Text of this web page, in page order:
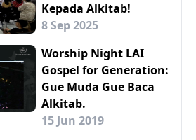
Kepada Alkitab!
8 Sep 2025
Worship Night LAI
Gospel for Generation:
Gue Muda Gue Baca
Alkitab.
15 Jun 2019